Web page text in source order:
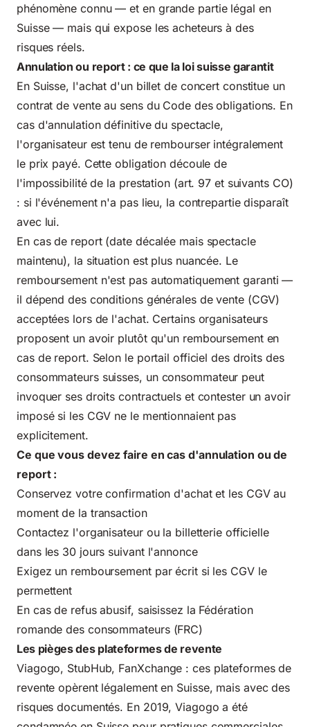
phénomène connu — et en grande partie légal en
Suisse — mais qui expose les acheteurs à des
risques réels.
Annulation ou report : ce que la loi suisse garantit
En Suisse, l'achat d'un billet de concert constitue un
contrat de vente au sens du Code des obligations. En
cas d'annulation définitive du spectacle,
l'organisateur est tenu de rembourser intégralement
le prix payé. Cette obligation découle de
l'impossibilité de la prestation (art. 97 et suivants CO)
: si l'événement n'a pas lieu, la contrepartie disparaît
avec lui.
En cas de report (date décalée mais spectacle
maintenu), la situation est plus nuancée. Le
remboursement n'est pas automatiquement garanti —
il dépend des conditions générales de vente (CGV)
acceptées lors de l'achat. Certains organisateurs
proposent un avoir plutôt qu'un remboursement en
cas de report. Selon le portail officiel des droits des
consommateurs suisses, un consommateur peut
invoquer ses droits contractuels et contester un avoir
imposé si les CGV ne le mentionnaient pas
explicitement.
Ce que vous devez faire en cas d'annulation ou de
report :
Conservez votre confirmation d'achat et les CGV au
moment de la transaction
Contactez l'organisateur ou la billetterie officielle
dans les 30 jours suivant l'annonce
Exigez un remboursement par écrit si les CGV le
permettent
En cas de refus abusif, saisissez la Fédération
romande des consommateurs (FRC)
Les pièges des plateformes de revente
Viagogo, StubHub, FanXchange : ces plateformes de
revente opèrent légalement en Suisse, mais avec des
risques documentés. En 2019, Viagogo a été